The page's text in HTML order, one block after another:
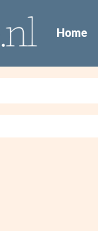
Home